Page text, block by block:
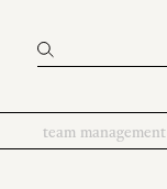
team management